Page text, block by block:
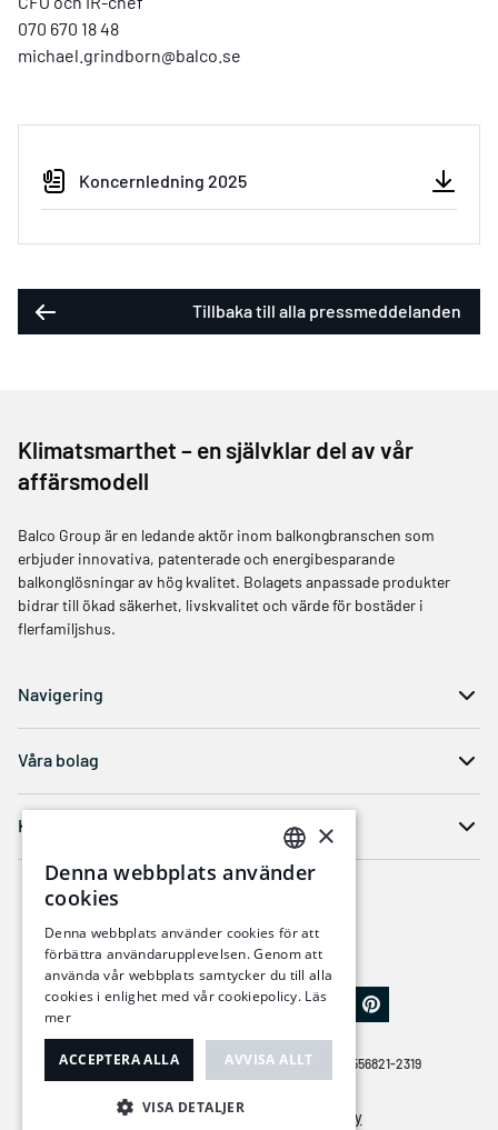
070 670 18 48
michael.grindborn@balco.se
Koncernledning 2025
Tillbaka till alla pressmeddelanden
Klimatsmarthet – en självklar del av vår
affärsmodell
Balco Group är en ledande aktör inom balkongbranschen som
erbjuder innovativa, patenterade och energibesparande
balkonglösningar av hög kvalitet. Bolagets anpassade produkter
bidrar till ökad säkerhet, livskvalitet och värde för bostäder i
flerfamiljshus.
Navigering
Våra bolag
Kontakt
© COPYRIGHT 2026 | BALCO GROUP AB | ORG. NR 556821-2319
Cookiepolicy Integritetspolicy
SWEDISH
×
Denna webbplats använder
cookies
Denna webbplats använder cookies för att
förbättra användarupplevelsen. Genom att
använda vår webbplats samtycker du till alla
cookies i enlighet med vår cookiepolicy. Läs
mer
ACCEPTERA ALLA AVVISA ALLT
VISA DETALJER